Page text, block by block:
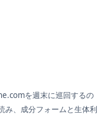
を週末に巡回するの
み、成分フォームと生体利